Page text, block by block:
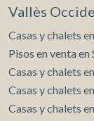
Vallès
Casas y chalets
Pisos en venta
Casas y chalets
Casas y chalets
Casas y chalets